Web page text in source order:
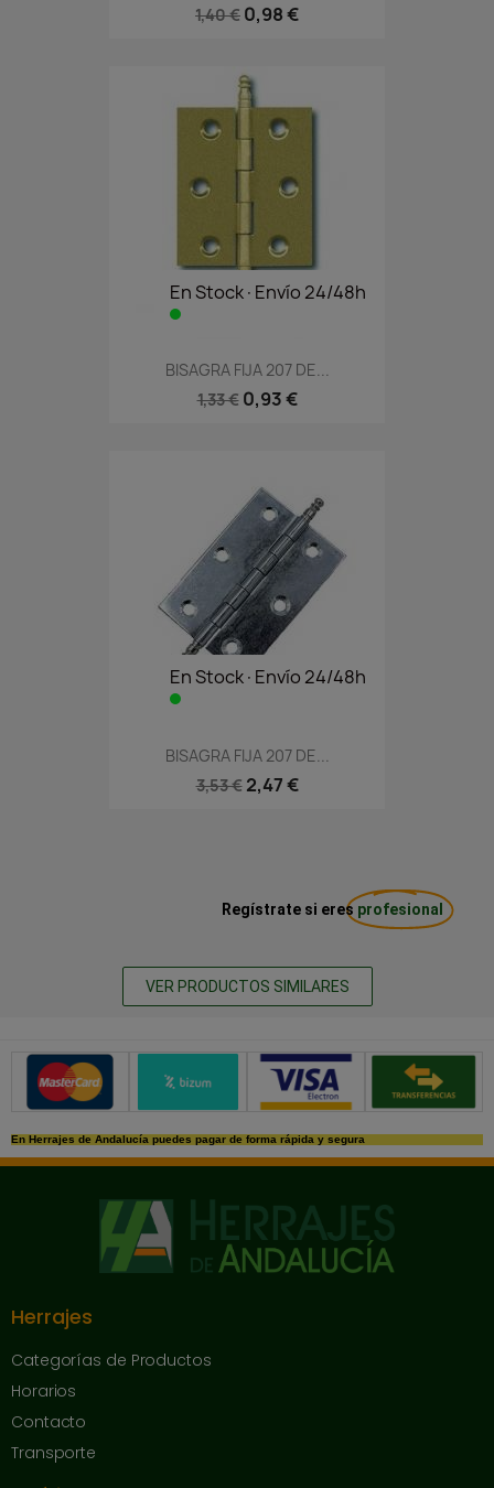
1,40 € 0,98 €
En Stock·Envío 24/48h
BISAGRA FIJA 207 DE...
1,33 € 0,93 €
En Stock·Envío 24/48h
BISAGRA FIJA 207 DE...
3,53 € 2,47 €
Regístrate si eres profesional
VER PRODUCTOS SIMILARES
Métodos de pago seguros
En Herrajes de Andalucía puedes pagar de forma rápida y segura
Herrajes
Categorías de Productos
Horarios
Contacto
Transporte